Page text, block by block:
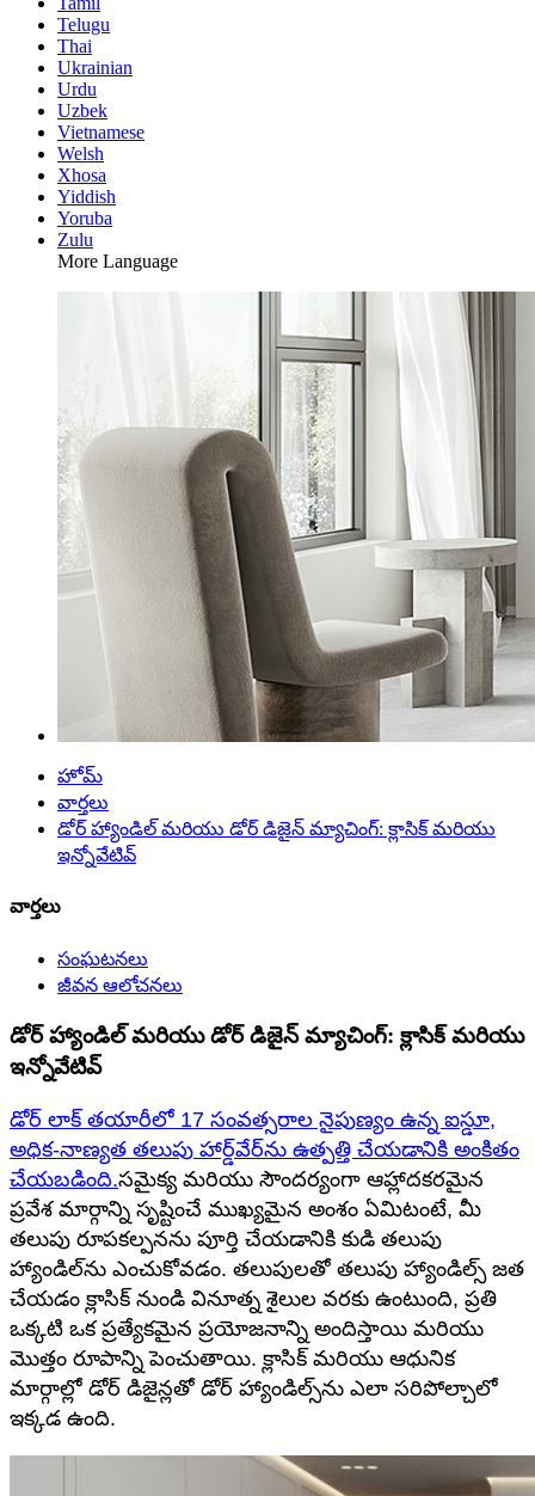
Telugu
Thai
Ukrainian
Urdu
Uzbek
Vietnamese
Welsh
Xhosa
Yiddish
Yoruba
Zulu
More Language
హోమ్
వార్తలు
డోర్ హ్యాండిల్ మరియు డోర్ డిజైన్ మ్యాచింగ్: క్లాసిక్ మరియు
ఇన్నోవేటివ్
వార్తలు
సంఘటనలు
జీవన ఆలోచనలు
డోర్ హ్యాండిల్ మరియు డోర్ డిజైన్ మ్యాచింగ్: క్లాసిక్ మరియు
ఇన్నోవేటివ్
డోర్ లాక్ తయారీలో 17 సంవత్సరాల నైపుణ్యం ఉన్న ఐస్డూ,
అధిక-నాణ్యత తలుపు హార్డ్‌వేర్‌ను ఉత్పత్తి చేయడానికి అంకితం
చేయబడింది.సమైక్య మరియు సౌందర్యంగా ఆహ్లాదకరమైన
ప్రవేశ మార్గాన్ని సృష్టించే ముఖ్యమైన అంశం ఏమిటంటే, మీ
తలుపు రూపకల్పనను పూర్తి చేయడానికి కుడి తలుపు
హ్యాండిల్‌ను ఎంచుకోవడం. తలుపులతో తలుపు హ్యాండిల్స్ జత
చేయడం క్లాసిక్ నుండి వినూత్న శైలుల వరకు ఉంటుంది, ప్రతి
ఒక్కటి ఒక ప్రత్యేకమైన ప్రయోజనాన్ని అందిస్తాయి మరియు
మొత్తం రూపాన్ని పెంచుతాయి. క్లాసిక్ మరియు ఆధునిక
మార్గాల్లో డోర్ డిజైన్లతో డోర్ హ్యాండిల్స్‌ను ఎలా సరిపోల్చాలో
ఇక్కడ ఉంది.